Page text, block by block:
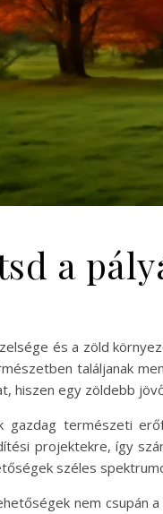
a
és a zöld
találjanak
hiszen egy zöldebb
gazdag természeti
projektekre, így
széles
nem csupán